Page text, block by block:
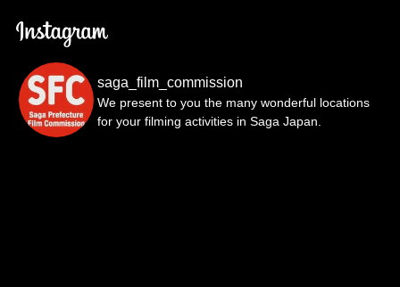
saga_film_commission
We present to you the many wonderful locations
for your filming activities in Saga Japan.